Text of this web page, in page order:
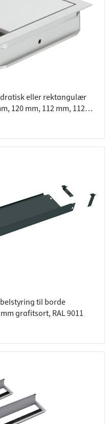
eller rektangulær
120 mm, 112 mm, 112
til borde
grafitsort, RAL 9011